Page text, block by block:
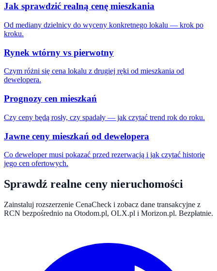
Jak sprawdzić realną cenę mieszkania
Od mediany dzielnicy do wyceny konkretnego lokalu — krok po
kroku.
Rynek wtórny vs pierwotny
Czym różni się cena lokalu z drugiej ręki od mieszkania od
dewelopera.
Prognozy cen mieszkań
Czy ceny będą rosły, czy spadały — jak czytać trend rok do roku.
Jawne ceny mieszkań od dewelopera
Co deweloper musi pokazać przed rezerwacją i jak czytać historię
jego cen ofertowych.
Sprawdź realne ceny nieruchomości
Zainstaluj rozszerzenie CenaCheck i zobacz dane transakcyjne z
RCN bezpośrednio na Otodom.pl, OLX.pl i Morizon.pl. Bezpłatnie.